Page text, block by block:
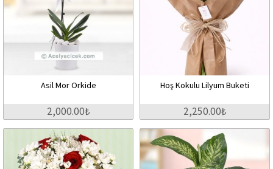
Asil Mor Orkide
2,000.00₺
Hoş Kokulu Lilyum Buketi
2,250.00₺